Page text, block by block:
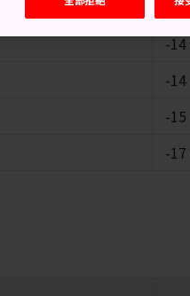
-14
-
-
-